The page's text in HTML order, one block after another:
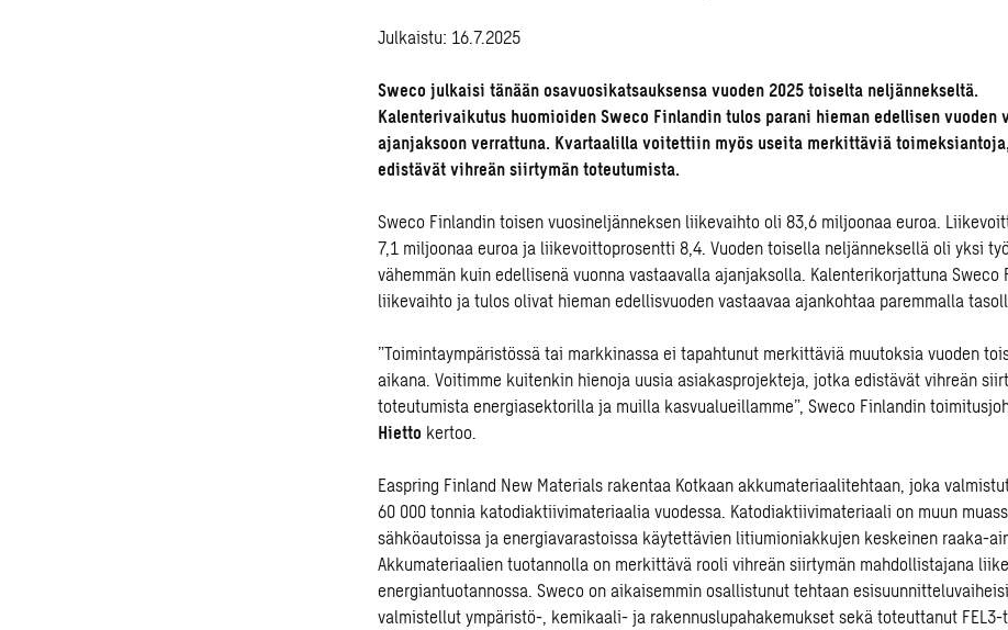
Julkaistu: 16.7.2025
Sweco julkaisi tänään osavuosikatsauksensa vuoden 2025 toiselta neljännekseltä.
Kalenterivaikutus huomioiden Sweco Finlandin tulos parani hieman edellisen vuoden
ajanjaksoon verrattuna. Kvartaalilla voitettiin myös useita merkittäviä
edistävät vihreän siirtymän toteutumista.
Sweco Finlandin toisen vuosineljänneksen liikevaihto oli 83,6 miljoonaa euroa.
7,1 miljoonaa euroa ja liikevoittoprosentti 8,4. Vuoden toisella neljänneksellä oli yksi
vähemmän kuin edellisenä vuonna vastaavalla ajanjaksolla. Kalenterikorjattuna Sweco
liikevaihto ja tulos olivat hieman edellisvuoden vastaavaa ajankohtaa paremmalla
”Toimintaympäristössä tai markkinassa ei tapahtunut merkittäviä muutoksia vuoden
aikana. Voitimme kuitenkin hienoja uusia asiakasprojekteja, jotka edistävät vihreän
toteutumista energiasektorilla ja muilla kasvualueillamme”, Sweco Finlandin
Hietto kertoo.
Easpring Finland New Materials rakentaa Kotkaan akkumateriaalitehtaan, joka
60 000 tonnia katodiaktiivimateriaalia vuodessa. Katodiaktiivimateriaali on muun
sähköautoissa ja energiavarastoissa käytettävien litiumioniakkujen keskeinen raaka-
Akkumateriaalien tuotannolla on merkittävä rooli vihreän siirtymän mahdollistajana
energiantuotannossa. Sweco on aikaisemmin osallistunut tehtaan
valmistellut ympäristö-, kemikaali- ja rakennuslupahakemukset sekä toteuttanut FEL3-